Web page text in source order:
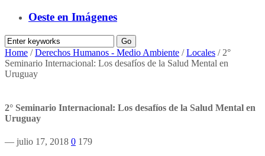
Oeste en Imágenes
Home /Derechos Humanos - Medio Ambiente /Locales / 2°
Seminario Internacional: Los desafíos de la Salud Mental en
Uruguay
2° Seminario Internacional: Los desafíos de la Salud Mental en
Uruguay
— julio 17, 2018 0 179